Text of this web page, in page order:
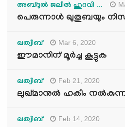
അബ്ദുല്‍ ജലീല്‍ ഹുദവി ...
പെരുന്നാള്‍ ഖുതുബയും
ഖത്വീബ് Mar 6, 2020
ഈമാനിന് മൂർച്ച കൂട്ടുക
ഖത്വീബ് Feb 21, 2020
ലുഖ്മാനുൽ ഹകീം നൽകുന്ന
ഖത്വീബ് Feb 14, 2020